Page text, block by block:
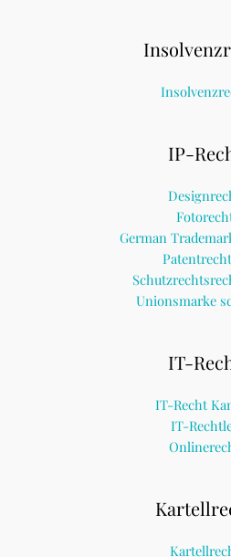
IP-
German
Unionsmarke
IT-
IT-Recht
IT-